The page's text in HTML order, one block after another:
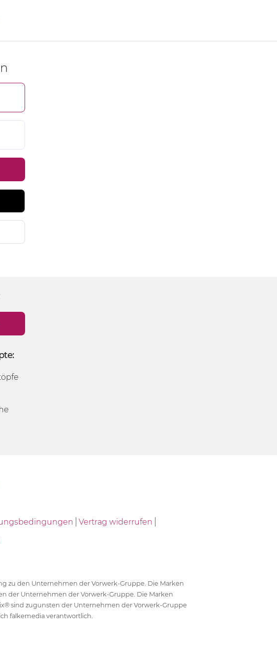
Vertrag widerrufen
zu den Unternehmen der Vorwerk-Gruppe. Die Marken
der Unternehmen der Vorwerk-Gruppe. Die Marken
sind zugunsten der Unternehmen der Vorwerk-Gruppe
falkemedia verantwortlich.